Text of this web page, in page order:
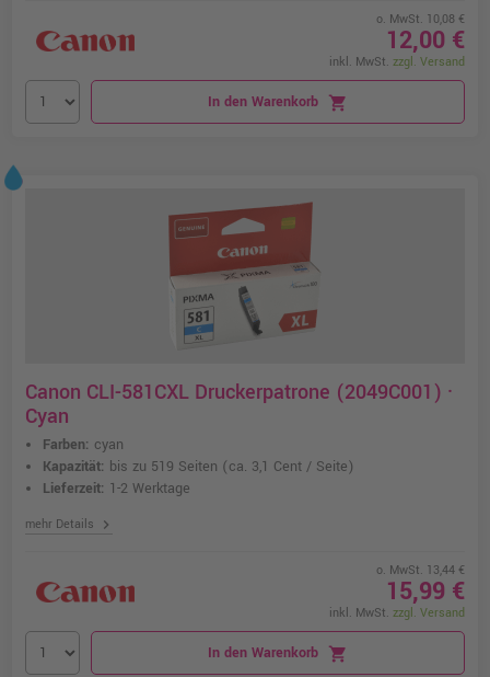
o. MwSt. 10,08 €
12,00 €
inkl. MwSt. zzgl. Versand
In den Warenkorb shopping_cart
Canon CLI-581CXL Druckerpatrone (2049C001) ·
Cyan
Farben: cyan
Kapazität: bis zu 519 Seiten (ca. 3,1 Cent / Seite)
Lieferzeit: 1-2 Werktage
mehr Details chevron_right
o. MwSt. 13,44 €
15,99 €
inkl. MwSt. zzgl. Versand
In den Warenkorb shopping_cart